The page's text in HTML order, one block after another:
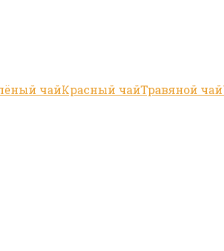
чайКрасный чайТравяной чай